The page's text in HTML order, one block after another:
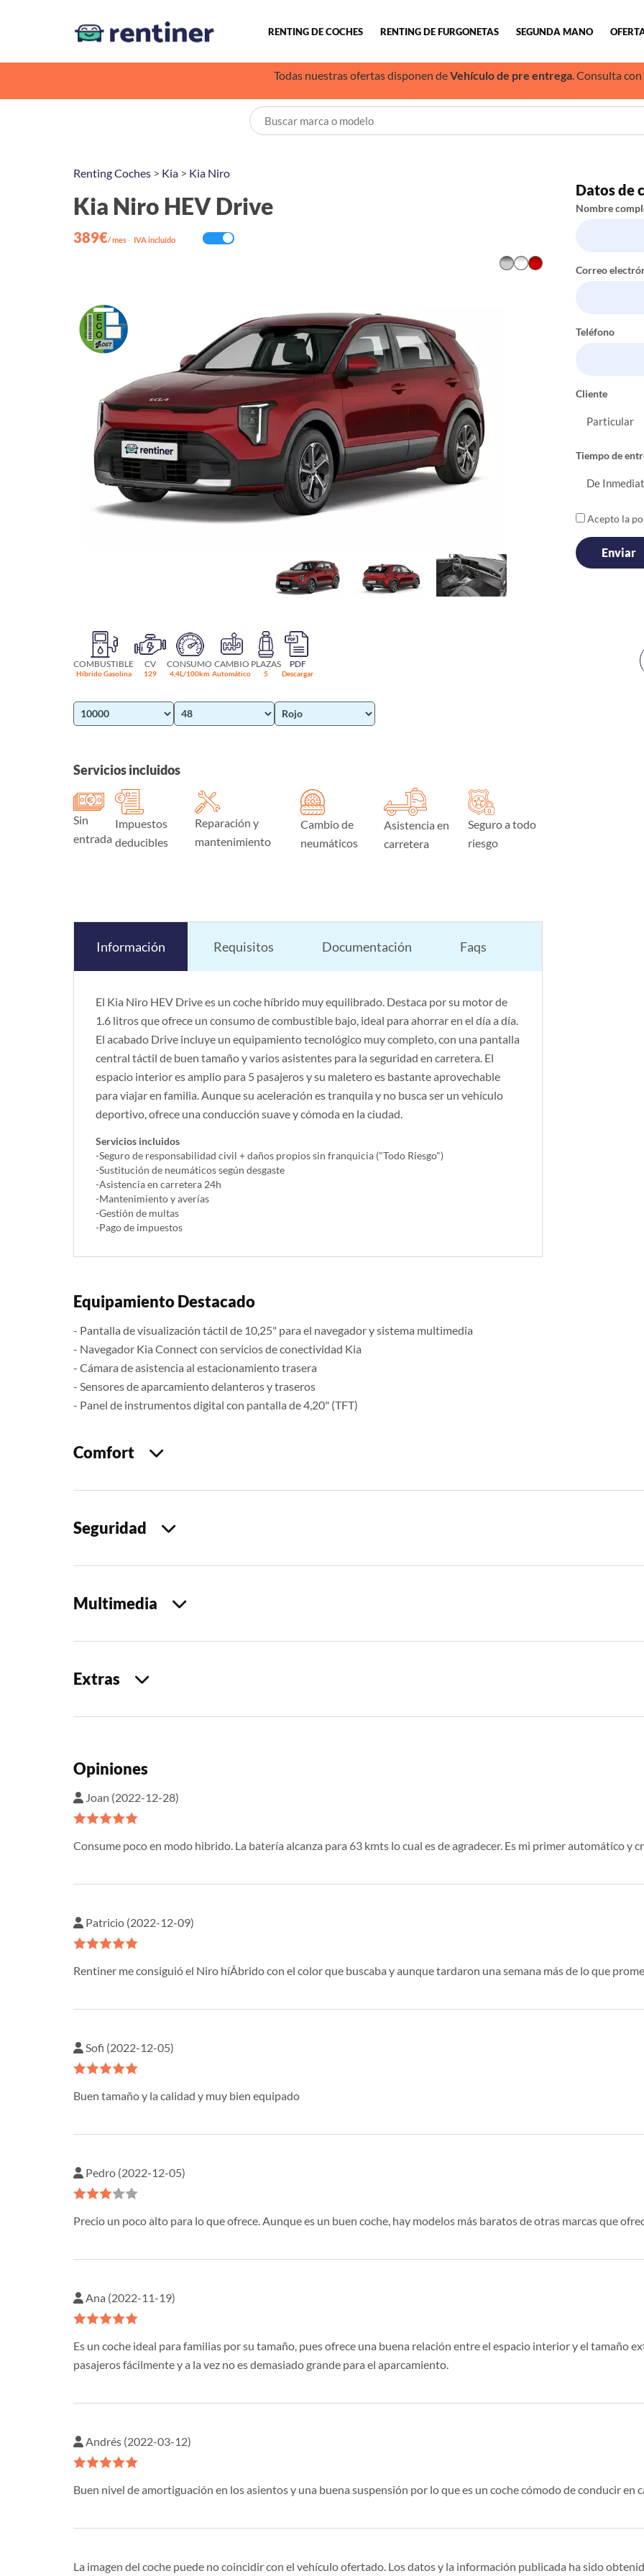
RENTING DE COCHES RENTING DE FURGONETAS SEGUNDA MANO
Todas nuestras ofertas disponen deVehículo de pre entrega. Consulta
Renting Coches > Kia > Kia Niro
Kia Niro HEV Drive
389€/ mes · IVA incluído
COMBUSTIBLE
Híbrido Gasolina
CV
129
CONSUMO
4,4L/100km
CAMBIO
Automático
PLAZAS
5
PDF
Descargar
Servicios incluidos
Sin
entrada
Impuestos
deducibles
Reparación y
mantenimiento
Cambio de
neumáticos
Asistencia en
carretera
Seguro a todo
riesgo
Información Requisitos Documentación Faqs
El Kia Niro HEV Drive es un coche híbrido muy equilibrado. Destaca por su motor de
1.6 litros que ofrece un consumo de combustible bajo, ideal para ahorrar en el día a día.
El acabado Drive incluye un equipamiento tecnológico muy completo, con una pantalla
central táctil de buen tamaño y varios asistentes para la seguridad en carretera. El
espacio interior es amplio para 5 pasajeros y su maletero es bastante aprovechable
para viajar en familia. Aunque su aceleración es tranquila y no busca ser un vehículo
deportivo, ofrece una conducción suave y cómoda en la ciudad.
Servicios incluidos
-Seguro de responsabilidad civil + daños propios sin franquicia ("Todo Riesgo")
-Sustitución de neumáticos según desgaste
-Asistencia en carretera 24h
-Mantenimiento y averías
-Gestión de multas
-Pago de impuestos
Datos de
Nombre
Correo
Teléfono
Cliente
Tiempo de
Acepto la
Equipamiento Destacado
- Pantalla de visualización táctil de 10,25" para el navegador y sistema multimedia
- Navegador Kia Connect con servicios de conectividad Kia
- Cámara de asistencia al estacionamiento trasera
- Sensores de aparcamiento delanteros y traseros
- Panel de instrumentos digital con pantalla de 4,20" (TFT)
Comfort
Seguridad
Multimedia
Extras
Opiniones
Joan (2022-12-28)
Consume poco en modo hibrido. La batería alcanza para 63 kmts lo cual es de agradecer. Es mi primer automático y
Patricio (2022-12-09)
Rentiner me consiguió el Niro híÂ­brido con el color que buscaba y aunque tardaron una semana más de lo que
Sofi (2022-12-05)
Buen tamaño y la calidad y muy bien equipado
Pedro (2022-12-05)
Precio un poco alto para lo que ofrece. Aunque es un buen coche, hay modelos más baratos de otras marcas que
Ana (2022-11-19)
Es un coche ideal para familias por su tamaño, pues ofrece una buena relación entre el espacio interior y el tamaño
pasajeros fácilmente y a la vez no es demasiado grande para el aparcamiento.
Andrés (2022-03-12)
Buen nivel de amortiguación en los asientos y una buena suspensión por lo que es un coche cómodo de conducir en
La imagen del coche puede no coincidir con el vehículo ofertado. Los datos y la información publicada ha sido